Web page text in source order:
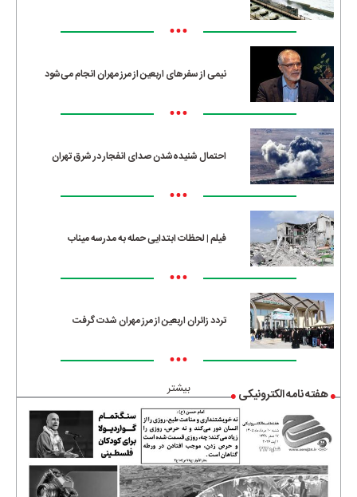
•••
نیمی از سفرهای اربعین از مرز مهران انجام می‌شود
•••
احتمال شنیده‌شدن صدای انفجار در شرق تهران
•••
فیلم | لحظات ابتدایی حمله به مدرسه میناب
•••
تردد زائران اربعین از مرز مهران شدت گرفت
•••
بیشتر هفته نامه الکترونیکی